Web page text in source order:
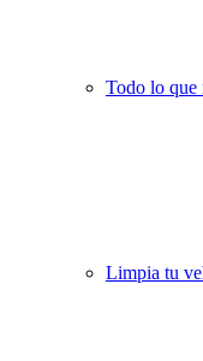
Todo lo que
Limpia tu